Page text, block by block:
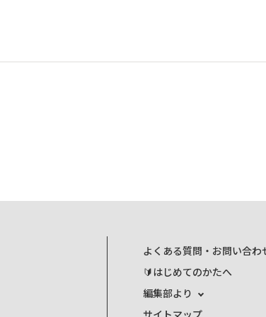
よくある質問・お問い合わ
🔰はじめてのかたへ
編集部より